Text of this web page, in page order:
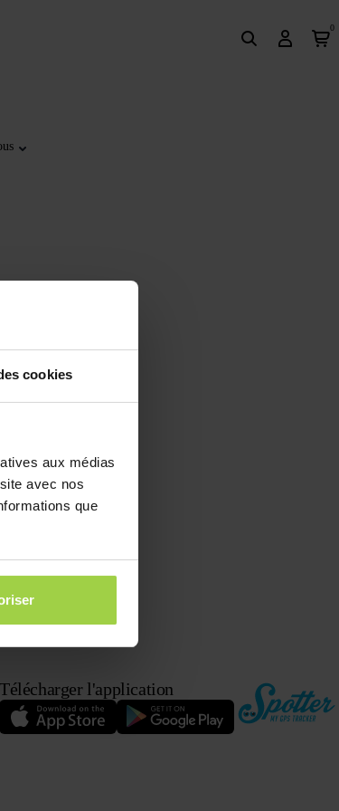
cookies
aux médias
avec nos
que
0
Télécharger l'application